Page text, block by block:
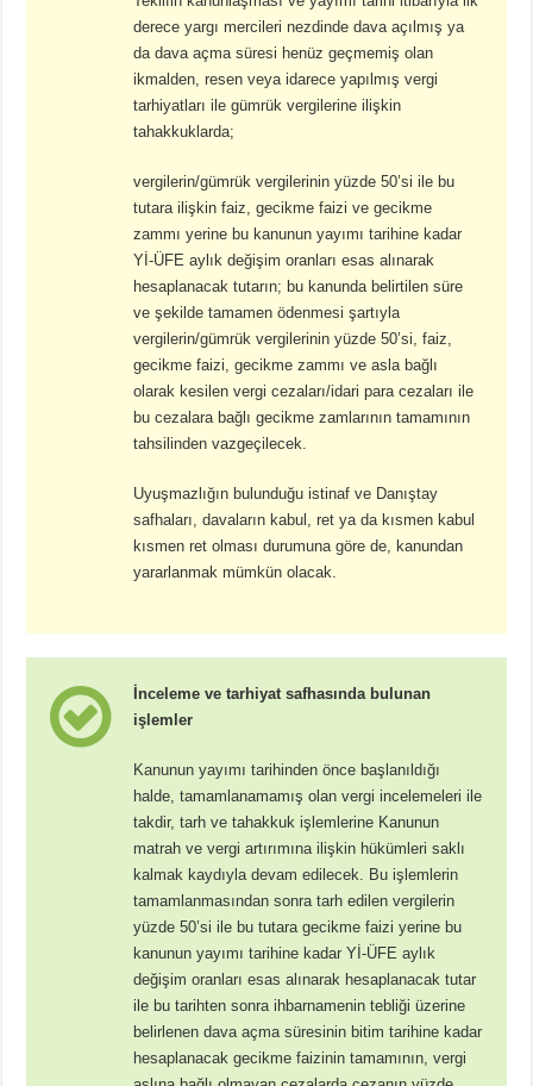
derece yargı mercileri nezdinde dava açılmış ya
da dava açma süresi henüz geçmemiş olan
ikmalden, resen veya idarece yapılmış vergi
tarhiyatları ile gümrük vergilerine ilişkin
tahakkuklarda;
vergilerin/gümrük vergilerinin yüzde 50’si ile bu
tutara ilişkin faiz, gecikme faizi ve gecikme
zammı yerine bu kanunun yayımı tarihine kadar
Yİ-ÜFE aylık değişim oranları esas alınarak
hesaplanacak tutarın; bu kanunda belirtilen süre
ve şekilde tamamen ödenmesi şartıyla
vergilerin/gümrük vergilerinin yüzde 50’si, faiz,
gecikme faizi, gecikme zammı ve asla bağlı
olarak kesilen vergi cezaları/idari para cezaları ile
bu cezalara bağlı gecikme zamlarının tamamının
tahsilinden vazgeçilecek.
Uyuşmazlığın bulunduğu istinaf ve Danıştay
safhaları, davaların kabul, ret ya da kısmen kabul
kısmen ret olması durumuna göre de, kanundan
yararlanmak mümkün olacak.
İnceleme ve tarhiyat safhasında bulunan
işlemler
Kanunun yayımı tarihinden önce başlanıldığı
halde, tamamlanamamış olan vergi incelemeleri ile
takdir, tarh ve tahakkuk işlemlerine Kanunun
matrah ve vergi artırımına ilişkin hükümleri saklı
kalmak kaydıyla devam edilecek. Bu işlemlerin
tamamlanmasından sonra tarh edilen vergilerin
yüzde 50’si ile bu tutara gecikme faizi yerine bu
kanunun yayımı tarihine kadar Yİ-ÜFE aylık
değişim oranları esas alınarak hesaplanacak tutar
ile bu tarihten sonra ihbarnamenin tebliği üzerine
belirlenen dava açma süresinin bitim tarihine kadar
hesaplanacak gecikme faizinin tamamının, vergi